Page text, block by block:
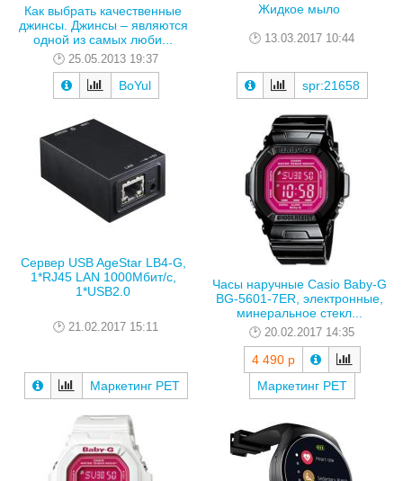
Как выбрать качественные
джинсы. Джинсы – являются
одной из самых люби...
25.05.2013 19:37
BoYul
Жидкое мыло
13.03.2017 10:44
spr:21658
Сервер USB AgeStar LB4-G,
1*RJ45 LAN 1000Мбит/с,
1*USB2.0
21.02.2017 15:11
Маркетинг РЕТ
Часы наручные Casio Baby-G
BG-5601-7ER, электронные,
минеральное стекл...
20.02.2017 14:35
4 490 р
Маркетинг РЕТ